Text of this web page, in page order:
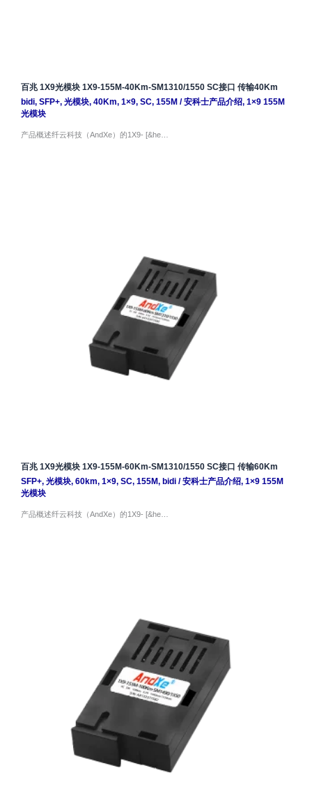
百兆 1X9光模块 1X9-155M-40Km-SM1310/1550 SC接口 传输40Km
bidi, SFP+, 光模块, 40Km, 1×9, SC, 155M /安科士产品介绍, 1×9 155M
光模块
产品概述纤云科技（AndXe）的1X9- [&he…
百兆 1X9光模块 1X9-155M-60Km-SM1310/1550 SC接口 传输60Km
SFP+, 光模块, 60km, 1×9, SC, 155M, bidi/安科士产品介绍, 1×9 155M
光模块
产品概述纤云科技（AndXe）的1X9- [&he…